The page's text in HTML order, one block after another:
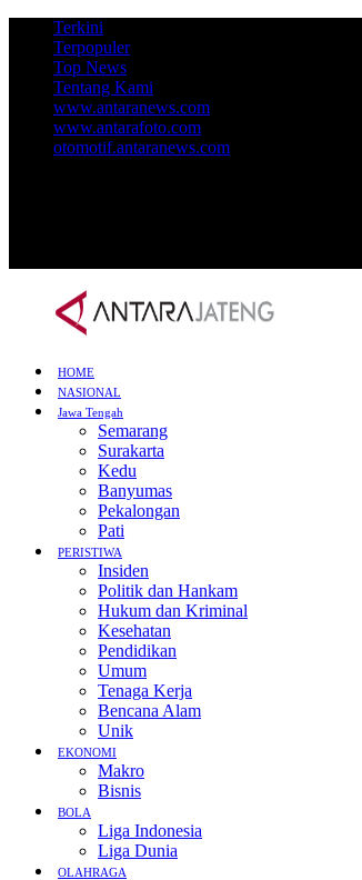
Terkini
Terpopuler
Top News
Tentang Kami
www.antaranews.com
www.antarafoto.com
otomotif.antaranews.com
HOME
NASIONAL
Jawa Tengah
Semarang
Surakarta
Kedu
Banyumas
Pekalongan
Pati
PERISTIWA
Insiden
Politik dan Hankam
Hukum dan Kriminal
Kesehatan
Pendidikan
Umum
Tenaga Kerja
Bencana Alam
Unik
EKONOMI
Makro
Bisnis
BOLA
Liga Indonesia
Liga Dunia
OLAHRAGA